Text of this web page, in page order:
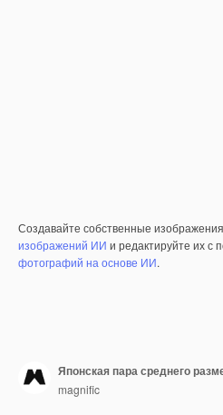
Создавайте собственные
изображений ИИ и редактируйте их с
фотографий на основе ИИ.
Японская пара среднего
magnific